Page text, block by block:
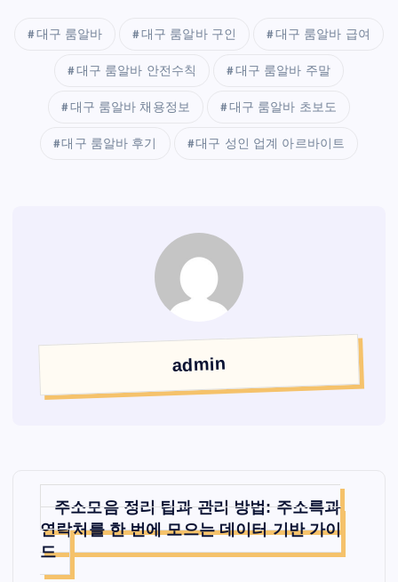
대구 룸알바 대구 룸알바 구인 대구 룸알바 급여
대구 룸알바 안전수칙 대구 룸알바 주말
대구 룸알바 채용정보 대구 룸알바 초보도
대구 룸알바 후기 대구 성인 업계 아르바이트
admin
탐
색
주소모음 정리 팁과 관리 방법: 주소록과
연락처를 한 번에 모으는 데이터 기반 가이
드